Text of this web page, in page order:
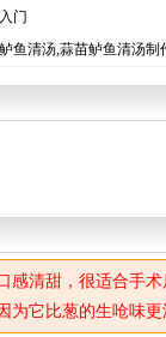
门
鱼清汤,蒜苗鲈鱼清汤制
感清甜，很适合手
为它比葱的生呛味